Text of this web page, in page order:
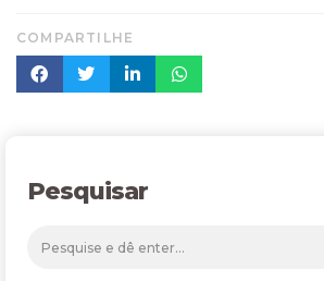
COMPARTILHE
Pesquisar